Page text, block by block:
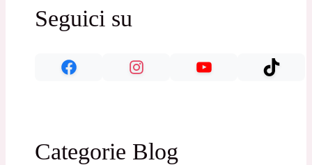
Seguici su
Categorie Blog